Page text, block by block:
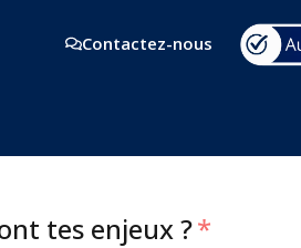
Contactez-nous
tes enjeux ?*